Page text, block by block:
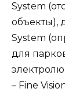
System
объекты),
System
для
– Fine